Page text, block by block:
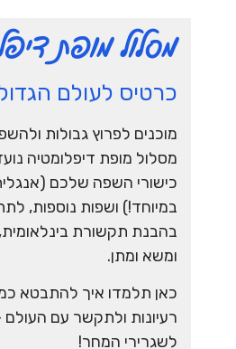
מסלול מופת
כרטיס לעולם
מוכנים לפרוץ גבולות
מסלול מופת דיפלומטיה
כישורי השפה שלכם
במיוחד!) ושפות נוספות,
בהבנת תקשורת
ומשא ומתן.
כאן תלמדו איך להתבטא
רעיונות ולתקשר עם
לשגרירי המחר!